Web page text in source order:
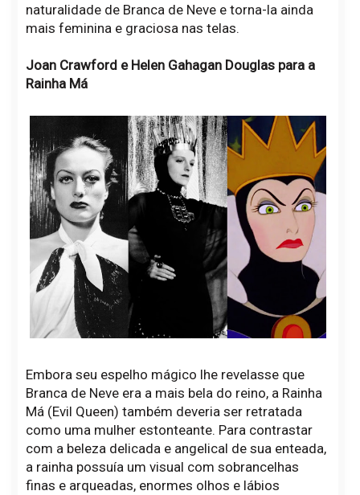
naturalidade de Branca de Neve e torna-la ainda
mais feminina e graciosa nas telas.
Joan Crawford e Helen Gahagan Douglas para a
Rainha Má
Embora seu espelho mágico lhe revelasse que
Branca de Neve era a mais bela do reino, a Rainha
Má (Evil Queen) também deveria ser retratada
como uma mulher estonteante. Para contrastar
com a beleza delicada e angelical de sua enteada,
a rainha possuía um visual com sobrancelhas
finas e arqueadas, enormes olhos e lábios